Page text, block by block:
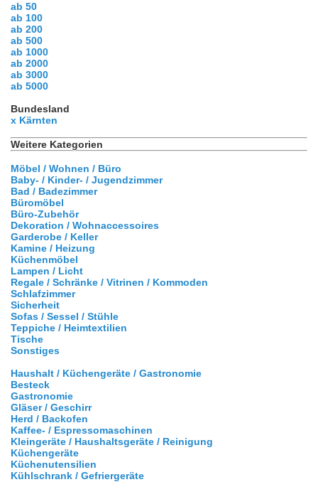
ab 50
ab 100
ab 200
ab 500
ab 1000
ab 2000
ab 3000
ab 5000
Bundesland
x Kärnten
Weitere Kategorien
Möbel / Wohnen / Büro
Baby- / Kinder- / Jugendzimmer
Bad / Badezimmer
Büromöbel
Büro-Zubehör
Dekoration / Wohnaccessoires
Garderobe / Keller
Kamine / Heizung
Küchenmöbel
Lampen / Licht
Regale / Schränke / Vitrinen / Kommoden
Schlafzimmer
Sicherheit
Sofas / Sessel / Stühle
Teppiche / Heimtextilien
Tische
Sonstiges
Haushalt / Küchengeräte / Gastronomie
Besteck
Gastronomie
Gläser / Geschirr
Herd / Backofen
Kaffee- / Espressomaschinen
Kleingeräte / Haushaltsgeräte / Reinigung
Küchengeräte
Küchenutensilien
Kühlschrank / Gefriergeräte